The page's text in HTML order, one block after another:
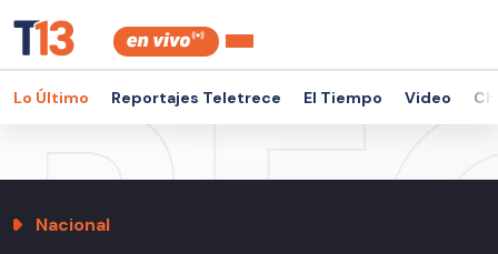
Lo Último Reportajes Teletrece El Tiempo Video
Nacional